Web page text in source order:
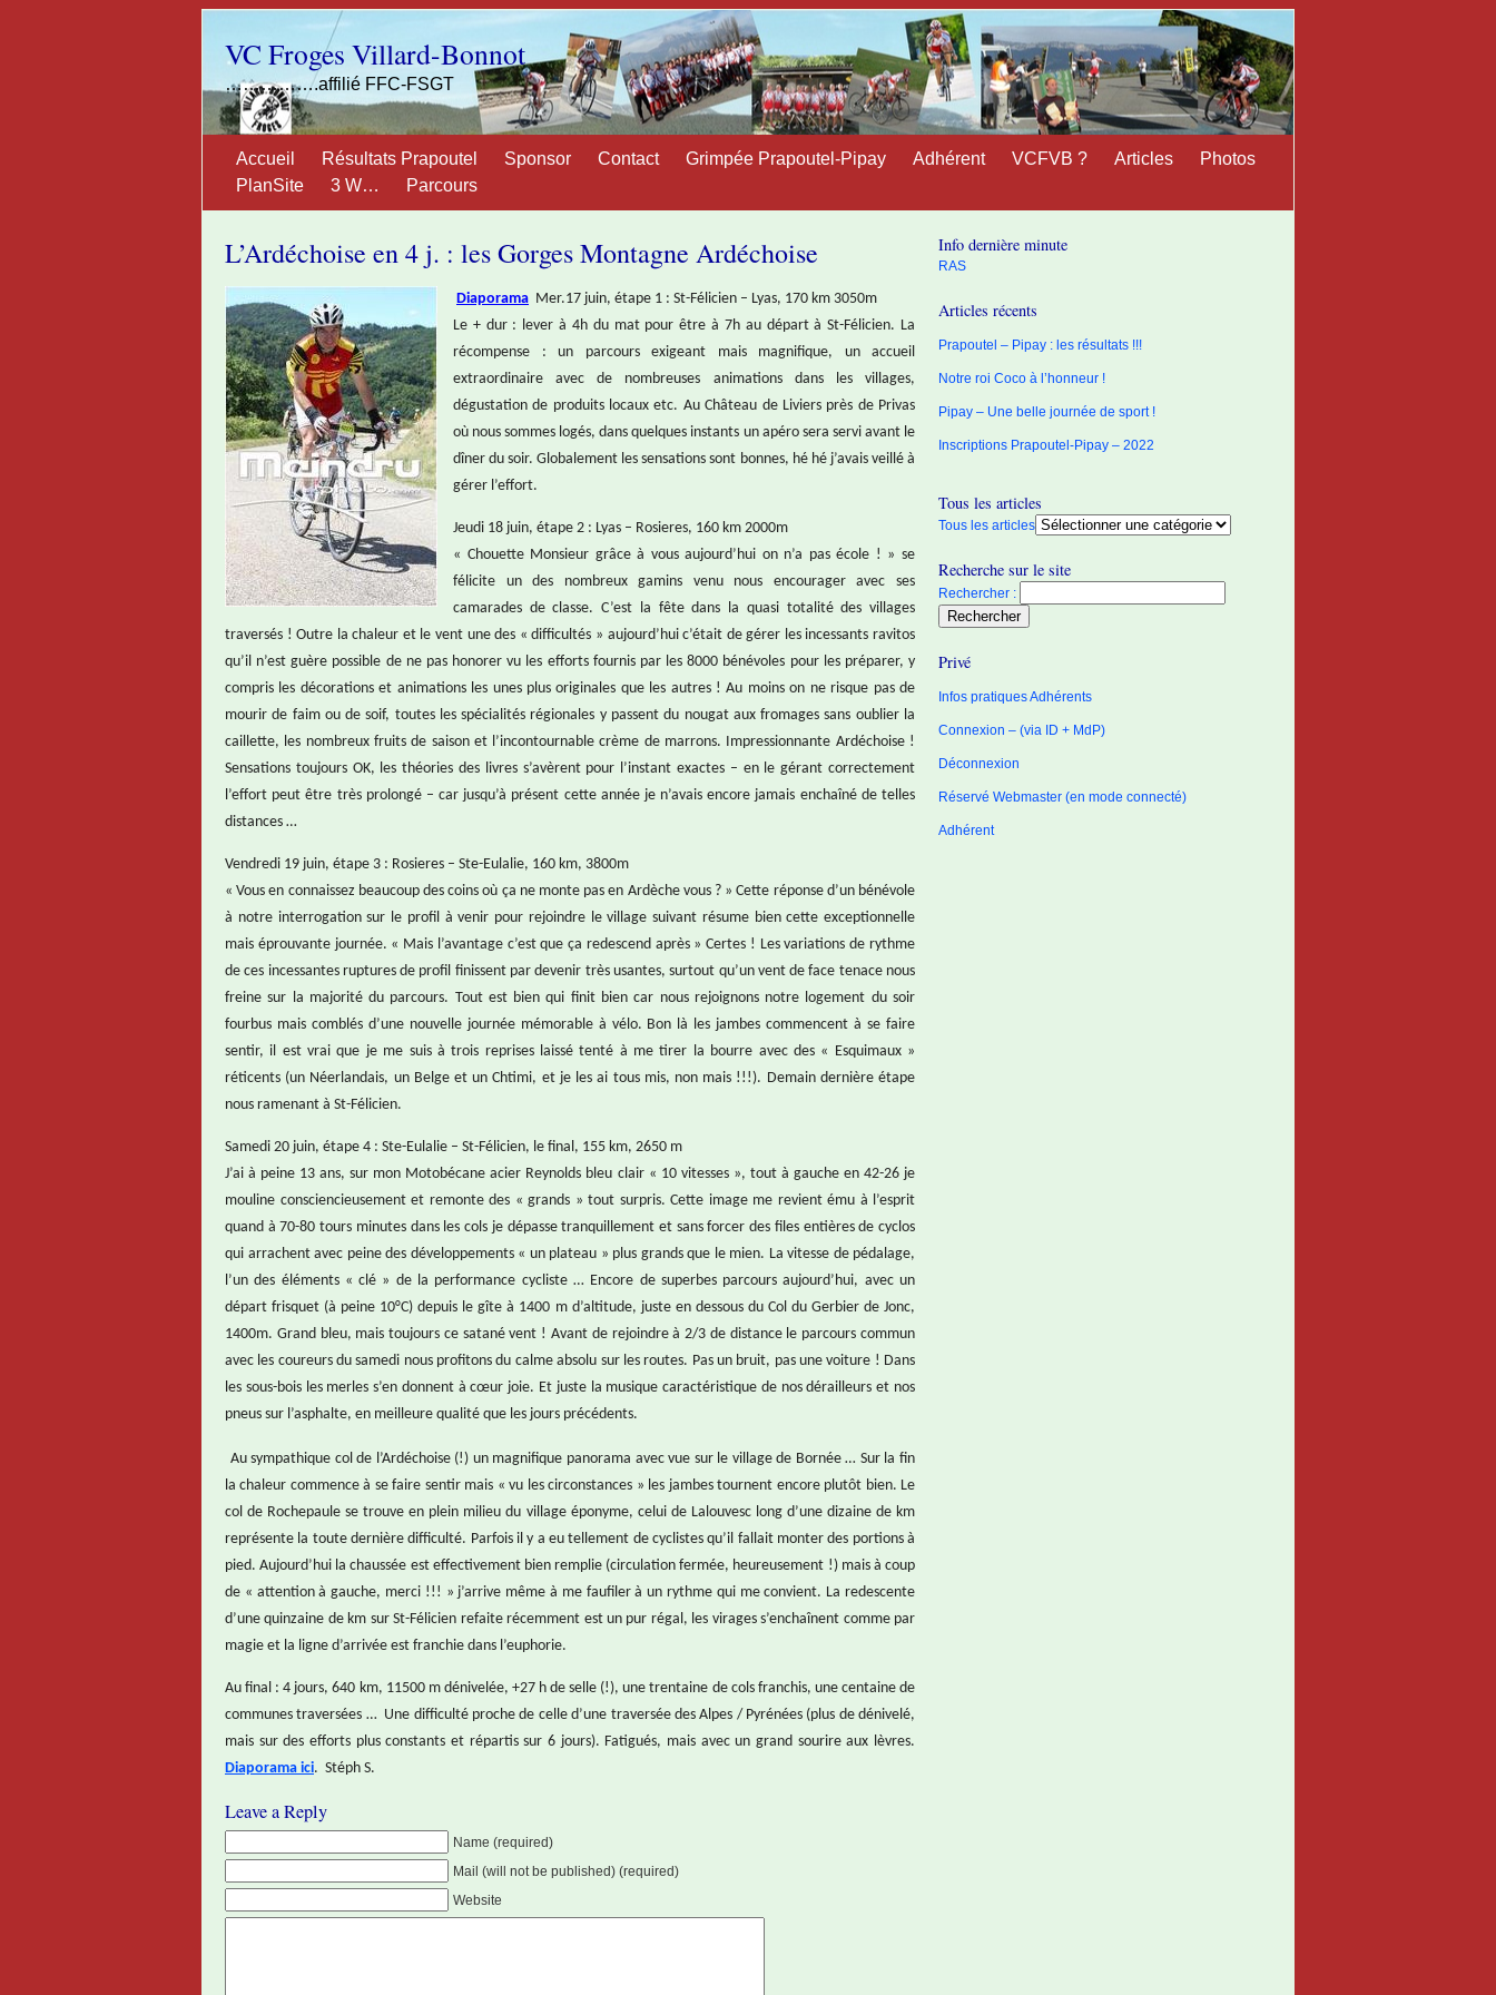
VC Froges Villard-Bonnot
…………….affilié FFC-FSGT
Accueil Résultats Prapoutel Sponsor Contact Grimpée Prapoutel-Pipay Adhérent VCFVB ? Articles
Photos
PlanSite
3 W… Parcours
L’Ardéchoise en 4 j. : les Gorges Montagne Ardéchoise
Diaporama Mer.17 juin, étape 1 : St-Félicien – Lyas, 170 km 3050m
Le + dur : lever à 4h du mat pour être à 7h au départ à St-Félicien. La
récompense : un parcours exigeant mais magnifique, un accueil
extraordinaire avec de nombreuses animations dans les villages,
dégustation de produits locaux etc. Au Château de Liviers près de Privas
où nous sommes logés, dans quelques instants un apéro sera servi avant le
dîner du soir. Globalement les sensations sont bonnes, hé hé j’avais veillé à
gérer l’effort.
Jeudi 18 juin, étape 2 : Lyas – Rosieres, 160 km 2000m
« Chouette Monsieur grâce à vous aujourd’hui on n’a pas école ! » se
félicite un des nombreux gamins venu nous encourager avec ses
camarades de classe. C’est la fête dans la quasi totalité des villages
traversés ! Outre la chaleur et le vent une des « difficultés » aujourd’hui c’était de gérer les incessants ravitos
qu’il n’est guère possible de ne pas honorer vu les efforts fournis par les 8000 bénévoles pour les préparer, y
compris les décorations et animations les unes plus originales que les autres ! Au moins on ne risque pas de
mourir de faim ou de soif, toutes les spécialités régionales y passent du nougat aux fromages sans oublier la
caillette, les nombreux fruits de saison et l’incontournable crème de marrons. Impressionnante Ardéchoise !
Sensations toujours OK, les théories des livres s’avèrent pour l’instant exactes – en le gérant correctement
l’effort peut être très prolongé – car jusqu’à présent cette année je n’avais encore jamais enchaîné de telles
distances …
Vendredi 19 juin, étape 3 : Rosieres – Ste-Eulalie, 160 km, 3800m
« Vous en connaissez beaucoup des coins où ça ne monte pas en Ardèche vous ? » Cette réponse d’un bénévole
à notre interrogation sur le profil à venir pour rejoindre le village suivant résume bien cette exceptionnelle
mais éprouvante journée. « Mais l’avantage c’est que ça redescend après » Certes ! Les variations de rythme
de ces incessantes ruptures de profil finissent par devenir très usantes, surtout qu’un vent de face tenace nous
freine sur la majorité du parcours. Tout est bien qui finit bien car nous rejoignons notre logement du soir
fourbus mais comblés d’une nouvelle journée mémorable à vélo. Bon là les jambes commencent à se faire
sentir, il est vrai que je me suis à trois reprises laissé tenté à me tirer la bourre avec des « Esquimaux »
réticents (un Néerlandais, un Belge et un Chtimi, et je les ai tous mis, non mais !!!). Demain dernière étape
nous ramenant à St-Félicien.
Samedi 20 juin, étape 4 : Ste-Eulalie – St-Félicien, le final, 155 km, 2650 m
J’ai à peine 13 ans, sur mon Motobécane acier Reynolds bleu clair « 10 vitesses », tout à gauche en 42-26 je
mouline consciencieusement et remonte des « grands » tout surpris. Cette image me revient ému à l’esprit
quand à 70-80 tours minutes dans les cols je dépasse tranquillement et sans forcer des files entières de cyclos
qui arrachent avec peine des développements « un plateau » plus grands que le mien. La vitesse de pédalage,
l’un des éléments « clé » de la performance cycliste … Encore de superbes parcours aujourd’hui, avec un
départ frisquet (à peine 10°C) depuis le gîte à 1400 m d’altitude, juste en dessous du Col du Gerbier de Jonc,
1400m. Grand bleu, mais toujours ce satané vent ! Avant de rejoindre à 2/3 de distance le parcours commun
avec les coureurs du samedi nous profitons du calme absolu sur les routes. Pas un bruit, pas une voiture ! Dans
les sous-bois les merles s’en donnent à cœur joie. Et juste la musique caractéristique de nos dérailleurs et nos
pneus sur l’asphalte, en meilleure qualité que les jours précédents.
Au sympathique col de l’Ardéchoise (!) un magnifique panorama avec vue sur le village de Bornée … Sur la fin
la chaleur commence à se faire sentir mais « vu les circonstances » les jambes tournent encore plutôt bien. Le
col de Rochepaule se trouve en plein milieu du village éponyme, celui de Lalouvesc long d’une dizaine de km
représente la toute dernière difficulté. Parfois il y a eu tellement de cyclistes qu’il fallait monter des portions à
pied. Aujourd’hui la chaussée est effectivement bien remplie (circulation fermée, heureusement !) mais à coup
de « attention à gauche, merci !!! » j’arrive même à me faufiler à un rythme qui me convient. La redescente
d’une quinzaine de km sur St-Félicien refaite récemment est un pur régal, les virages s’enchaînent comme par
magie et la ligne d’arrivée est franchie dans l’euphorie.
Au final : 4 jours, 640 km, 11500 m dénivelée, +27 h de selle (!), une trentaine de cols franchis, une centaine de
communes traversées … Une difficulté proche de celle d’une traversée des Alpes / Pyrénées (plus de dénivelé,
mais sur des efforts plus constants et répartis sur 6 jours). Fatigués, mais avec un grand sourire aux lèvres.
Diaporama ici. Stéph S.
Leave a Reply
Name (required)
Mail (will not be published) (required)
Website
Info dernière minute
RAS
Articles récents
Prapoutel – Pipay : les résultats !!!
Notre roi Coco à l’honneur !
Pipay – Une belle journée de sport !
Inscriptions Prapoutel-Pipay – 2022
Tous les articles
Tous les articles
Recherche sur le site
Rechercher :
Privé
Infos pratiques Adhérents
Connexion – (via ID + MdP)
Déconnexion
Réservé Webmaster (en mode connecté)
Adhérent